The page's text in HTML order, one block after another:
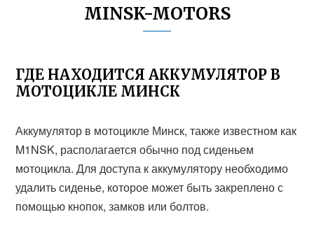
MINSK-MOTORS
ГДЕ НАХОДИТСЯ АККУМУЛЯТОР В
МОТОЦИКЛЕ МИНСК
Аккумулятор в мотоцикле Минск, также известном как
M1NSK, располагается обычно под сиденьем
мотоцикла. Для доступа к аккумулятору необходимо
удалить сиденье, которое может быть закреплено с
помощью кнопок, замков или болтов.